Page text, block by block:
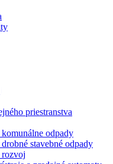
priestranstva
odpady
stavebné odpady